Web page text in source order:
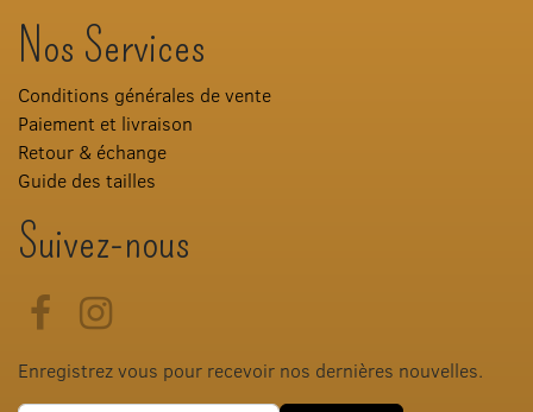
Nos Services
Conditions générales de vente
Paiement et livraison
Retour & échange
Guide des tailles
Suivez-nous
FacebookInstagram
Enregistrez vous pour recevoir nos dernières nouvelles.